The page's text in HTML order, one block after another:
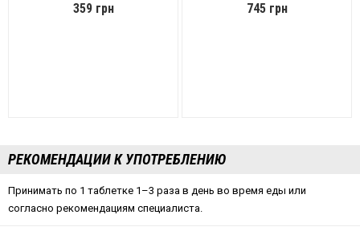
359 грн 745 грн
РЕКОМЕНДАЦИИ К УПОТРЕБЛЕНИЮ
Принимать по 1 таблетке 1–3 раза в день во время еды или
согласно рекомендациям специалиста.